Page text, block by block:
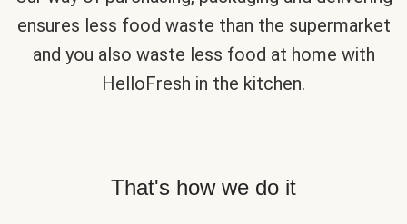
ensures less food waste than the supermarket
and you also waste less food at home with
HelloFresh in the kitchen.
That's how we do it